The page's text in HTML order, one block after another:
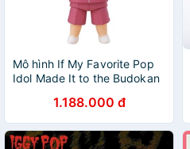
Mô hình If My Favorite Pop
Idol Made It to the Budokan
1320 Nendoroid GOOD
SMILE IMFPIND01
1.188.000 đ